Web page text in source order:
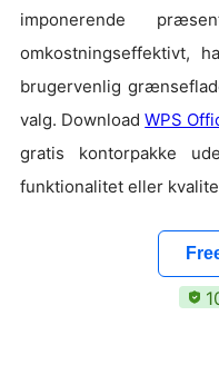
imponerende
omkostningseffektivt,
brugervenlig
valg. DownloadWPS
gratis kontorpakke
funktionalitet eller